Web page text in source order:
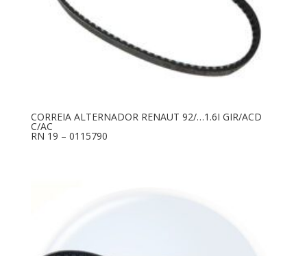
CORREIA ALTERNADOR RENAUT 92/…1.6I GIR/ACD
C/AC
RN 19 – 0115790